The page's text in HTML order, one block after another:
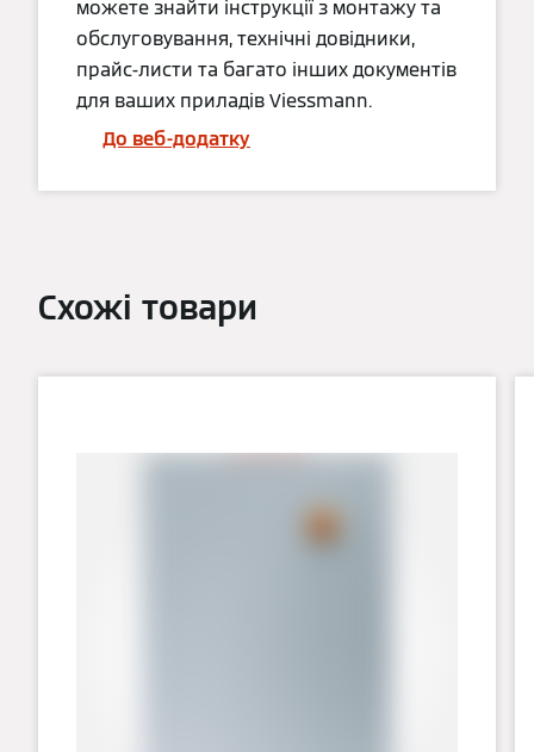
можете знайти інструкції з монтажу та
обслуговування, технічні довідники,
прайс-листи та багато інших документів
для ваших приладів Viessmann.
До веб-додатку
Схожі товари